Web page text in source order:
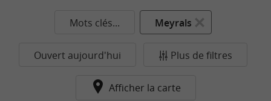
Mots clés... Meyrals
Ouvert aujourd'hui Plus de filtres
Afficher la carte